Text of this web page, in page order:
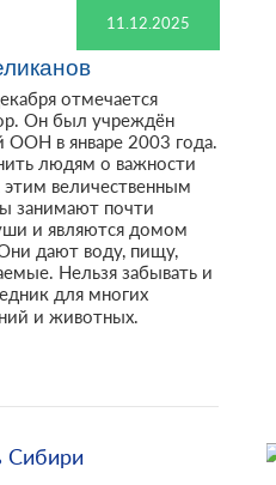
11.12.2025
отмечается
Он был учреждён
ООН в январе 2003 года.
людям о важности
величественным
занимают почти
и являются домом
дают воду, пищу,
Нельзя забывать и
для многих
и животных.